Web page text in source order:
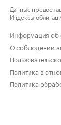
Данные
Индексы
Информация об
О соблюдении
Политика в
Политика